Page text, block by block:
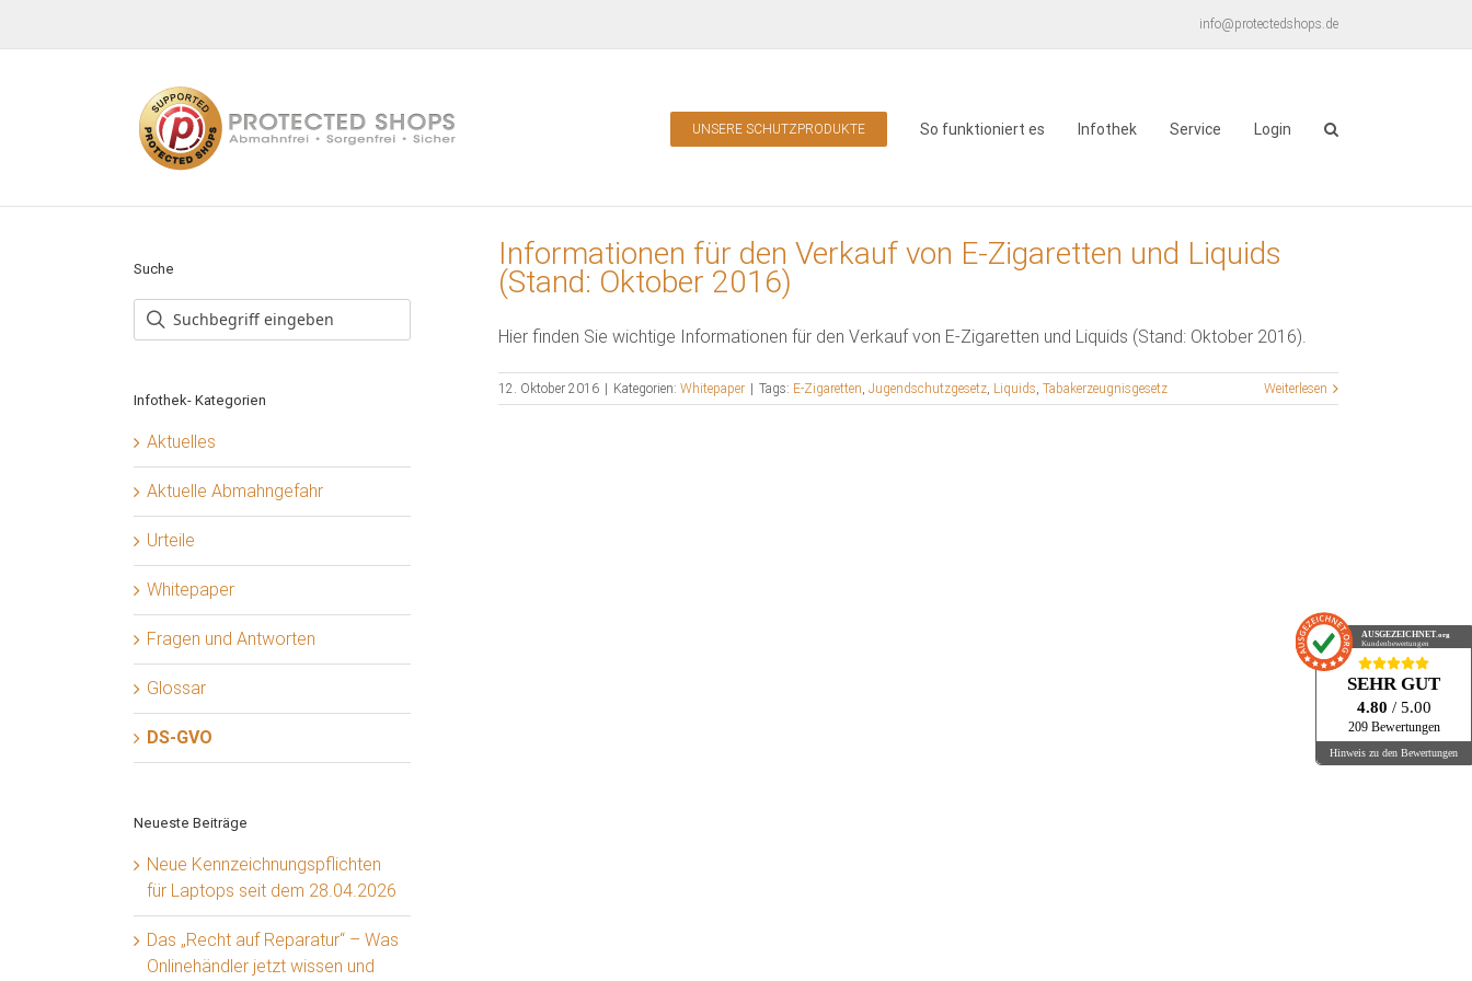
info@protectedshops.de
UNSERE SCHUTZPRODUKTE So funktioniert es Infothek Service Login
Informationen für den Verkauf von E-Zigaretten und Liquids
(Stand: Oktober 2016)
Hier finden Sie wichtige Informationen für den Verkauf von E-Zigaretten und Liquids (Stand: Oktober 2016).
12. Oktober 2016 Kategorien: Whitepaper Tags: E-Zigaretten, Jugendschutzgesetz, Liquids, Tabakerzeugnisgesetz Weiterlesen
Suche
Infothek- Kategorien
Aktuelles
Aktuelle Abmahngefahr
Urteile
Whitepaper
Fragen und Antworten
Glossar
DS-GVO
Neueste Beiträge
Neue Kennzeichnungspflichten
für Laptops seit dem 28.04.2026
Das „Recht auf Reparatur“ – Was
Onlinehändler jetzt wissen und
AUSGEZEICHNET.org
Kundenbewertungen
SEHR GUT
4.80 / 5.00
209 Bewertungen
Hinweis zu den Bewertungen